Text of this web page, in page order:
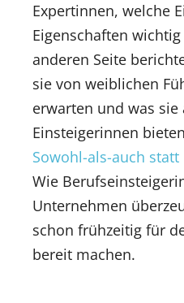
Expertinnen, welche
Eigenschaften
anderen Seite
sie von weiblichen
erwarten und was sie
Einsteigerinnen
Sowohl-als-auch
Wie
Unternehmen
schon frühzeitig für
bereit machen.